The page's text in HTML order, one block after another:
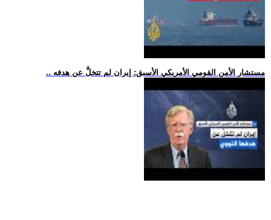
.. مستشار الأمن القومي الأمريكي الأسبق: إيران لم تتخلَّ عن هدفه